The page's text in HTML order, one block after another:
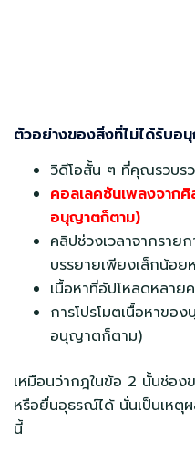
ตัวอย่างของสิ่งที่ไม่ได้รับอ
วิดีโอสั้น ๆ ที่คุณรวบรว
คอลเลคชันเพลงจาก
อนุญาตก็ตาม)
คลิปช่วงเวลาจากรา
บรรยายเพียงเล็กน้อย
เนื้อหาที่อัปโหลดหลาย
การโปรโมตเนื้อหาขอ
อนุญาตก็ตาม)
เหมือนว่ากฎในข้อ 2 นั้นช่อง
หรือยื่นอุธรณ์ได้ นั่นเป็นเหตุ
นี้